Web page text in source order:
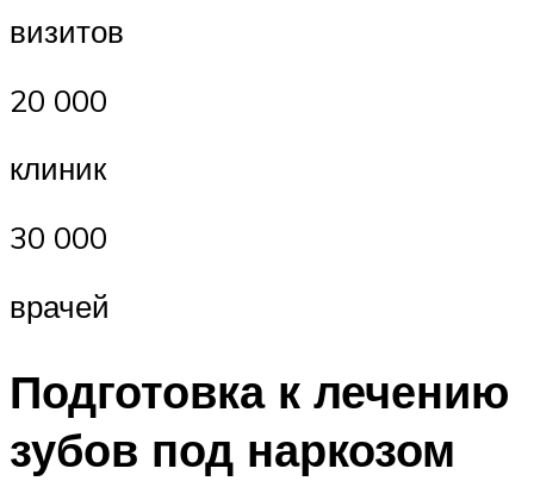
визитов
20 000
клиник
30 000
врачей
Подготовка к лечению
зубов под наркозом